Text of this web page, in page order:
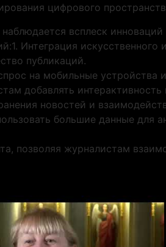
цифрового
всплеск
Интеграция искусственного
публикаций.
на мобильные
добавлять интерактивность
новостей и
большие данные для
позволяя журналистам